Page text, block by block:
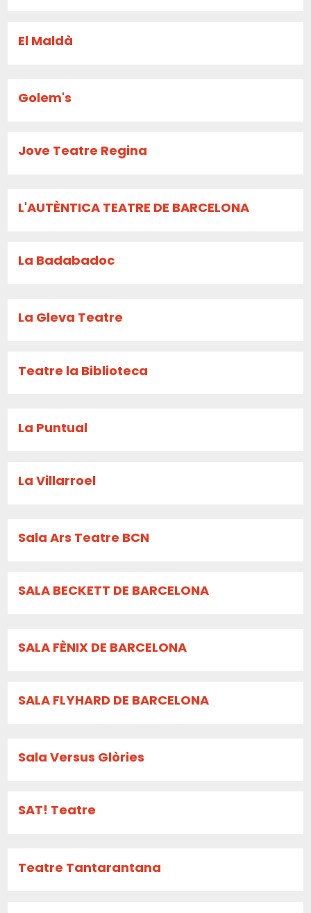
El Maldà
Golem's
Jove Teatre Regina
L'AUTÈNTICA TEATRE DE BARCELONA
La Badabadoc
La Gleva Teatre
Teatre la Biblioteca
La Puntual
La Villarroel
Sala Ars Teatre BCN
SALA BECKETT DE BARCELONA
SALA FÈNIX DE BARCELONA
SALA FLYHARD DE BARCELONA
Sala Versus Glòries
SAT! Teatre
Teatre Tantarantana